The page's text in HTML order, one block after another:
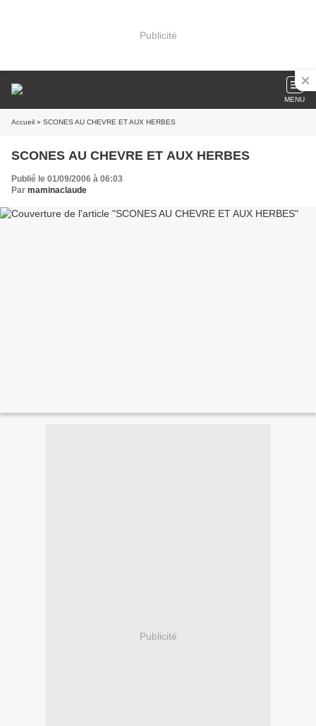
Publicité
MENU
Accueil » SCONES AU CHEVRE ET AUX HERBES
SCONES AU CHEVRE ET AUX HERBES
Publié le 01/09/2006 à 06:03
Par maminaclaude
Publicité